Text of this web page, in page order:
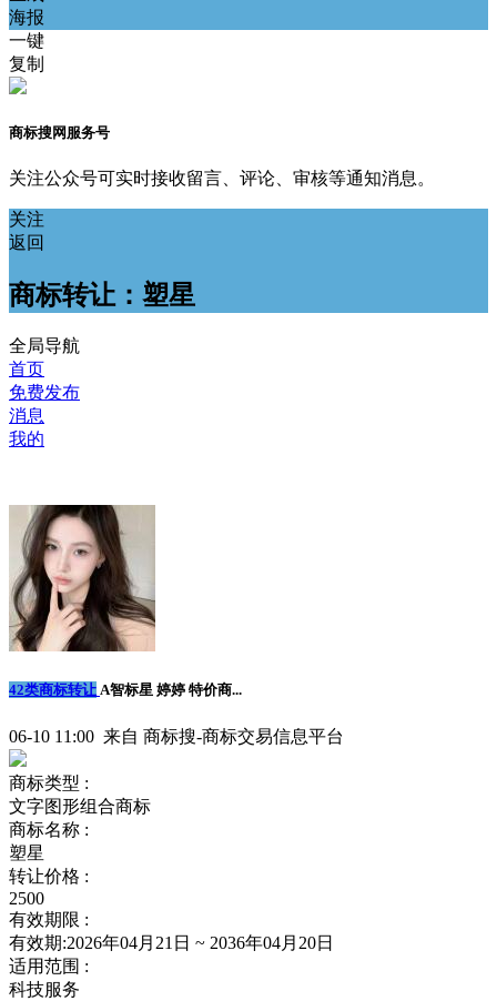
海报
一键
复制
商标搜网服务号
关注公众号可实时接收留言、评论、审核等通知消息。
关注
返回
商标转让：塑星
全局导航
首页
免费发布
消息
我的
42类商标转让 A智标星 婷婷 特价商...
06-10 11:00 来自 商标搜-商标交易信息平台
商标类型 :
文字图形组合商标
商标名称 :
塑星
转让价格 :
2500
有效期限 :
有效期:2026年04月21日 ~ 2036年04月20日
适用范围 :
科技服务